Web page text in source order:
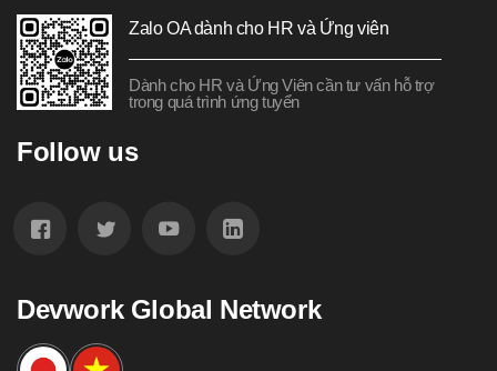
Zalo OA dành cho HR và Ứng viên
Dành cho HR và Ứng Viên cần tư vấn hỗ trợ
trong quá trình ứng tuyển
Follow us
Devwork Global Network